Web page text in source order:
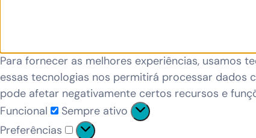
Para fornecer as melhores experiências, usamos
essas tecnologias nos permitirá processar dados
pode afetar negativamente certos recursos e
Funcional
Sempre ativo
Preferências